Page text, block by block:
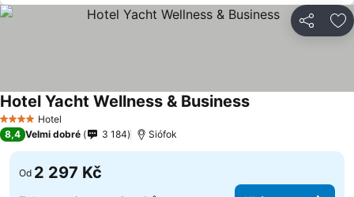
Sdílet
4 Počet hvězdiček
Hotel
Hotel Yacht Wellness & Business
8,4 Velmi dobré 3 184 Siófok
Od 2 297 Kč